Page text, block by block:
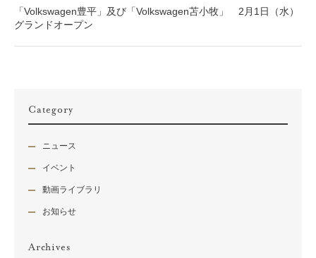
「Volkswagen豊平」及び「Volkswagen苫小牧」 2月1日（水）
グランドオープン
Category
ニュース
イベント
動画ライブラリ
お知らせ
Archives